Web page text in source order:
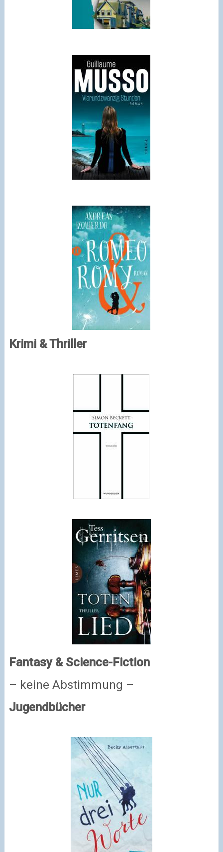
Krimi & Thriller
Fantasy & Science-Fiction
– keine Abstimmung –
Jugendbücher